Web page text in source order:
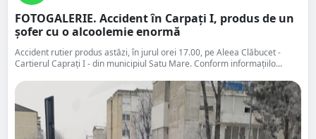
FOTOGALERIE. Accident în Carpați I, produs de un
șofer cu o alcoolemie enormă
Accident rutier produs astăzi, în jurul orei 17.00, pe Aleea Clăbucet -
Cartierul Caprați I - din municipiul Satu Mare. Conform informațiilo...